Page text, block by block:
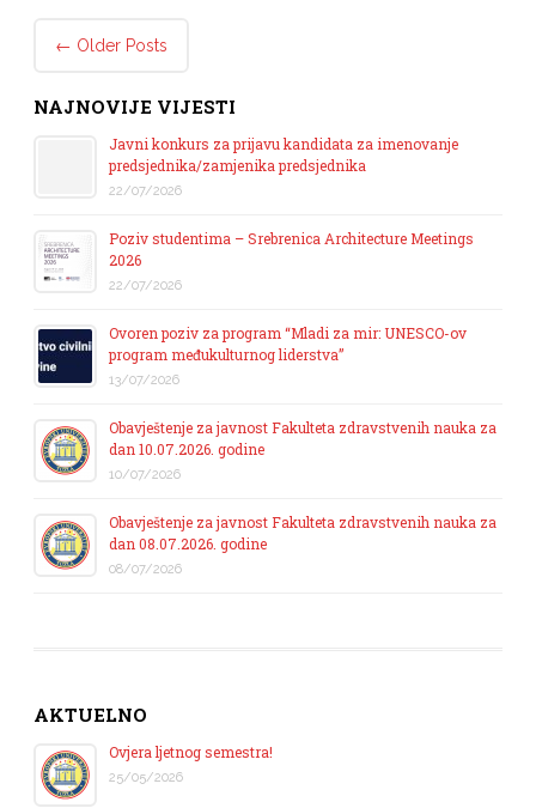
Post navigation
← Older Posts
NAJNOVIJE VIJESTI
Javni konkurs za prijavu kandidata za imenovanje
predsjednika/zamjenika predsjednika
22/07/2026
Poziv studentima – Srebrenica Architecture Meetings
2026
22/07/2026
Ovoren poziv za program “Mladi za mir: UNESCO-ov
program međukulturnog liderstva”
13/07/2026
Obavještenje za javnost Fakulteta zdravstvenih nauka za
dan 10.07.2026. godine
10/07/2026
Obavještenje za javnost Fakulteta zdravstvenih nauka za
dan 08.07.2026. godine
08/07/2026
AKTUELNO
Ovjera ljetnog semestra!
25/05/2026